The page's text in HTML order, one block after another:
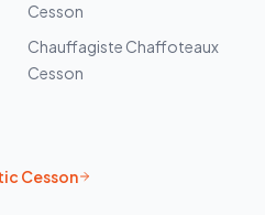
Cesson
Chauffagiste Chaffoteaux
Cesson
Cesson